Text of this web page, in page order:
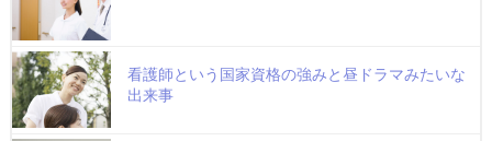
看護師という国家資格の強みと昼ドラマみたいな
出来事